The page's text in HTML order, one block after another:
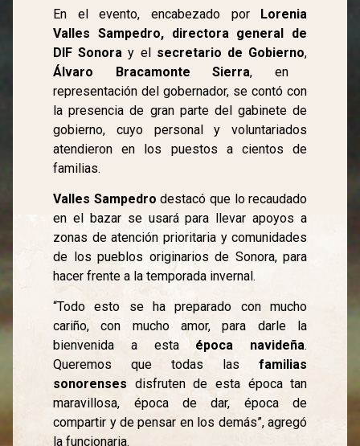
En el evento, encabezado por Lorenia
Valles Sampedro, directora general de
DIF Sonora y el secretario de Gobierno,
Álvaro Bracamonte Sierra, en
representación del gobernador, se contó con
la presencia de gran parte del gabinete de
gobierno, cuyo personal y voluntariados
atendieron en los puestos a cientos de
familias.
Valles Sampedrodestacó que lo recaudado
en el bazar se usará para llevar apoyos a
zonas de atención prioritaria y comunidades
de los pueblos originarios de Sonora, para
hacer frente a la temporada invernal.
“Todo esto se ha preparado con mucho
cariño, con mucho amor, para darle la
bienvenida a esta época navideña.
Queremos que todas lasfamilias
sonorenses disfruten de esta época tan
maravillosa, época de dar, época de
compartir y de pensar en los demás”, agregó
la funcionaria.